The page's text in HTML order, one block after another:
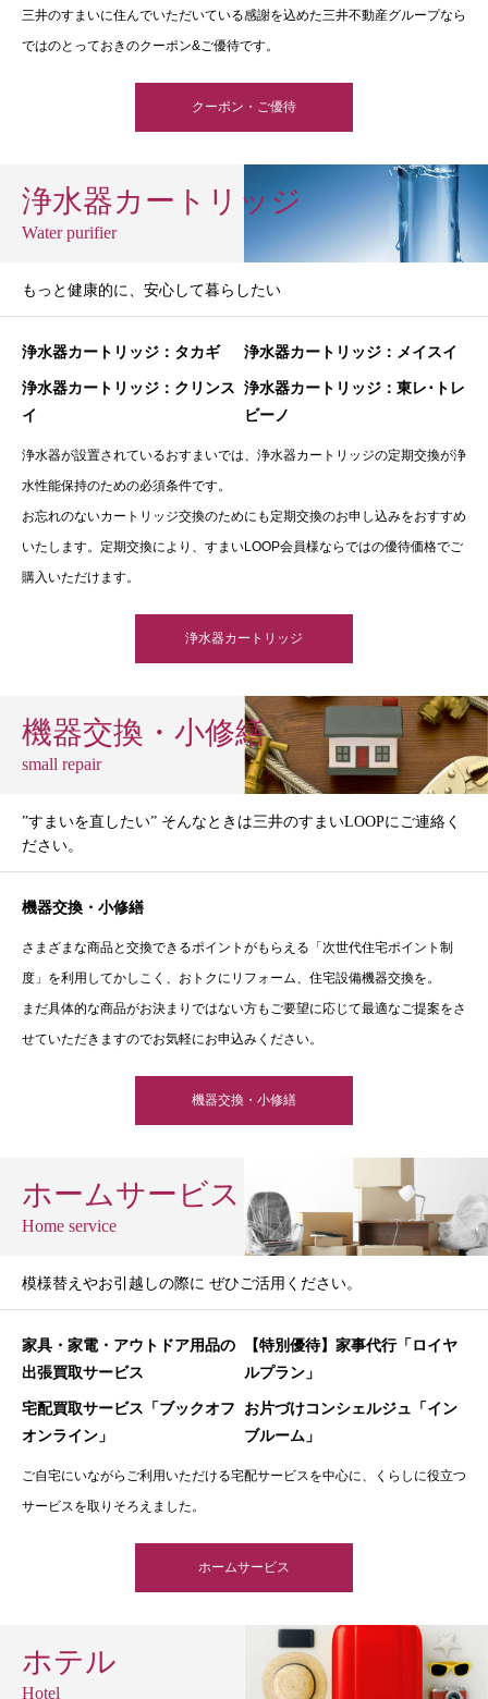
三井のすまいに住んでいただいている感謝を込めた三井不動産グループなら
ではのとっておきのクーポン&ご優待です。
クーポン・ご優待
浄水器カートリッジ
Water purifier
もっと健康的に、安心して暮らしたい
浄水器カートリッジ：タカギ 浄水器カートリッジ：メイスイ
浄水器カートリッジ：クリンス
イ
浄水器カートリッジ：東レ･トレ
ビーノ
浄水器が設置されているおすまいでは、浄水器カートリッジの定期交換が浄
水性能保持のための必須条件です。
お忘れのないカートリッジ交換のためにも定期交換のお申し込みをおすすめ
いたします。定期交換により、すまいLOOP会員様ならではの優待価格でご
購入いただけます。
浄水器カートリッジ
機器交換・小修繕
small repair
”すまいを直したい” そんなときは三井のすまいLOOPにご連絡く
ださい。
機器交換・小修繕
さまざまな商品と交換できるポイントがもらえる「次世代住宅ポイント制
度」を利用してかしこく、おトクにリフォーム、住宅設備機器交換を。
まだ具体的な商品がお決まりではない方もご要望に応じて最適なご提案をさ
せていただきますのでお気軽にお申込みください。
機器交換・小修繕
ホームサービス
Home service
模様替えやお引越しの際に ぜひご活用ください。
家具・家電・アウトドア用品の
出張買取サービス
【特別優待】家事代行「ロイヤ
ルプラン」
宅配買取サービス「ブックオフ
オンライン」
お片づけコンシェルジュ「イン
ブルーム」
ご自宅にいながらご利用いただける宅配サービスを中心に、くらしに役立つ
サービスを取りそろえました。
ホームサービス
ホテル
Hotel